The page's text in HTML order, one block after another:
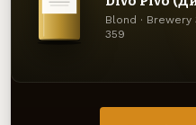
Blond · Brewery
359